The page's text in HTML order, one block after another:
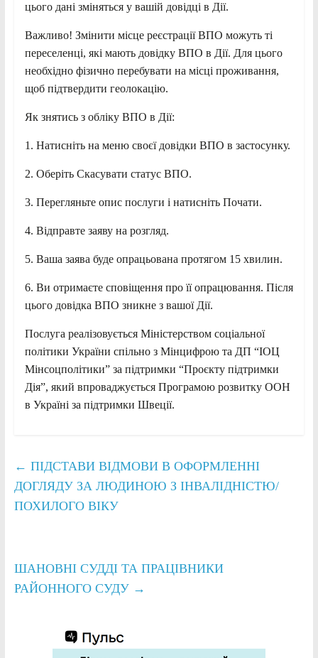
цього дані зміняться у вашій довідці в Дії.
Важливо! Змінити місце реєстрації ВПО можуть ті
переселенці, які мають довідку ВПО в Дії. Для цього
необхідно фізично перебувати на місці проживання,
щоб підтвердити геолокацію.
Як знятись з обліку ВПО в Дії:
1. Натисніть на меню своєї довідки ВПО в застосунку.
2. Оберіть Скасувати статус ВПО.
3. Перегляньте опис послуги і натисніть Почати.
4. Відправте заяву на розгляд.
5. Ваша заява буде опрацьована протягом 15 хвилин.
6. Ви отримаєте сповіщення про її опрацювання. Після
цього довідка ВПО зникне з вашої Дії.
Послуга реалізовується Міністерством соціальної
політики України спільно з Мінцифрою та ДП “ІОЦ
Мінсоцполітики” за підтримки “Проєкту підтримки
Дія”, який впроваджується Програмою розвитку ООН
в Україні за підтримки Швеції.
← ПІДСТАВИ ВІДМОВИ В ОФОРМЛЕННІ
ДОГЛЯДУ ЗА ЛЮДИНОЮ З ІНВАЛІДНІСТЮ/
ПОХИЛОГО ВІКУ
ШАНОВНІ СУДДІ ТА ПРАЦІВНИКИ
РАЙОННОГО СУДУ →